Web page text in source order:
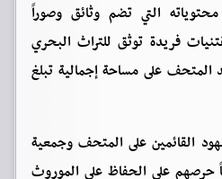
التي تضم وثائق وصوراً
فريدة توثق للتراث البحري
على مساحة إجمالية تبلغ
القائمين على المتحف وجمعية
حرصهم على الحفاظ على الموروث